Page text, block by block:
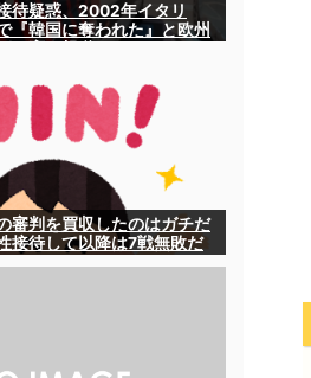
待疑惑、2002年イタリ
『韓国に奪われた』と欧州
審判を買収したのはガチだ
接待して以降は7戦無敗だ